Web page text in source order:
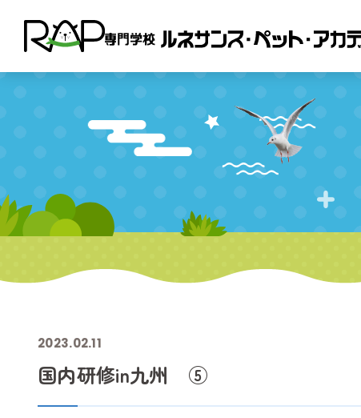
2023.02.11
国内研修in九州 ⑤